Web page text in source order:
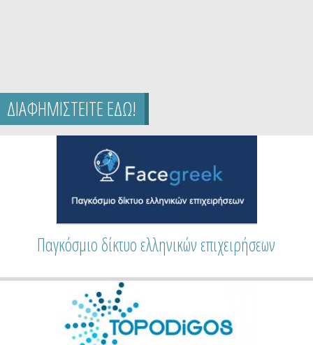
ΔΙΑΦΗΜΙΣΤΕΙΤΕ ΕΔΩ!
Παγκόσμιο δίκτυο ελληνικών επιχειρήσεων